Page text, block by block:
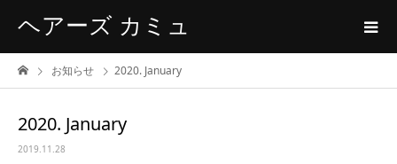
ヘアーズ カミュ
お知らせ 2020. January
2020. January
2019.11.28